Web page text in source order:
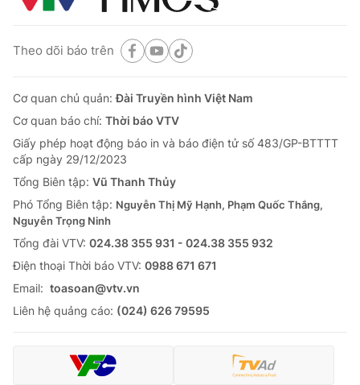
Theo dõi báo trên
Cơ quan chủ quản:Đài Truyền hình Việt Nam
Cơ quan báo chí: Thời báo VTV
Giấy phép hoạt động báo in và báo điện tử số 483/GP-BTTTT
cấp ngày 29/12/2023
Tổng Biên tập: Vũ Thanh Thủy
Phó Tổng Biên tập: Nguyễn Thị Mỹ Hạnh, Phạm Quốc Thắng,
Nguyễn Trọng Ninh
Tổng đài VTV: 024.38 355 931 - 024.38 355 932
Ðiện thoại Thời báo VTV: 0988 671 671
Email: toasoan@vtv.vn
Liên hệ quảng cáo: (024) 626 79595